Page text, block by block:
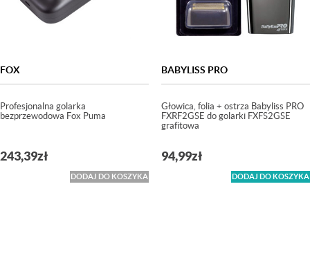
FOX
Profesjonalna golarka
bezprzewodowa Fox Puma
243,39zł
DODAJ DO KOSZYKA
BABYLISS PRO
Głowica, folia + ostrza Babyliss PRO
FXRF2GSE do golarki FXFS2GSE
grafitowa
94,99zł
DODAJ DO KOSZYKA